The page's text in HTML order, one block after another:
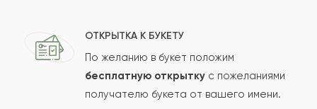
Ваш e-mailОТКРЫТКА К БУКЕТУ
По желанию в букет положим
бесплатную открытку с пожеланиями
получателю букета от вашего имени.